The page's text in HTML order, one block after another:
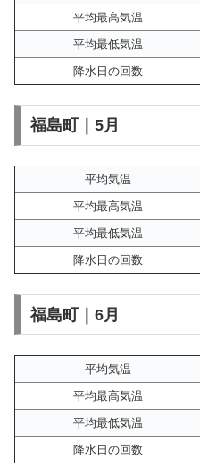
平均最高気温
平均最低気温
降水日の回数
福島町｜5月
平均気温
平均最高気温
平均最低気温
降水日の回数
福島町｜6月
平均気温
平均最高気温
平均最低気温
降水日の回数